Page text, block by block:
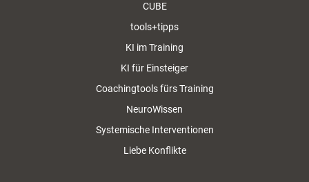
CUBE
tools+tipps
KI im Training
KI für Einsteiger
Coachingtools fürs Training
NeuroWissen
Systemische Interventionen
Liebe Konflikte